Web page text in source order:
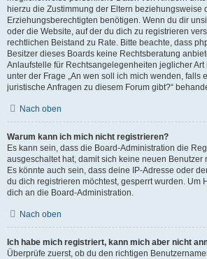
hierzu die Zustimmung der Eltern beziehungsweise
Erziehungsberechtigten benötigen. Wenn du dir
oder die Website, auf der du dich zu registrieren
rechtlichen Beistand zu Rate. Bitte beachte, dass
Besitzer dieses Boards keine Rechtsberatung
Anlaufstelle für Rechtsangelegenheiten jeglicher Art
unter der Frage „An wen soll ich mich wenden, falls
juristische Anfragen zu diesem Forum gibt?“
Nach oben
Warum kann ich mich nicht registrieren?
Es kann sein, dass die Board-Administration die
ausgeschaltet hat, damit sich keine neuen Benutzer
Es könnte auch sein, dass deine IP-Adresse oder
du dich registrieren möchtest, gesperrt wurden. Um
dich an die Board-Administration.
Nach oben
Ich habe mich registriert, kann mich aber nicht
Überprüfe zuerst, ob du den richtigen